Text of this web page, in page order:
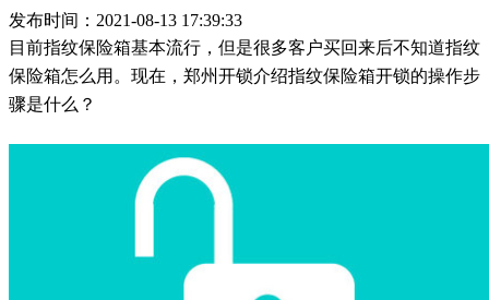
发布时间：2021-08-13 17:39:33
目前指纹保险箱基本流行，但是很多客户买回来后不知道指纹
保险箱怎么用。现在，郑州开锁介绍指纹保险箱开锁的操作步
骤是什么？